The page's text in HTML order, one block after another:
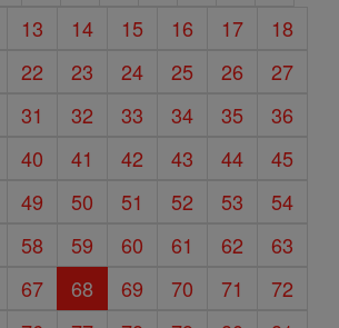
13 14 15 16 17
18
22 23 24 25 26
27
31 32 33 34 35
36
40 41 42 43 44
45
49 50 51 52 53
54
58 59 60 61 62
63
67 68 69 70 71
72